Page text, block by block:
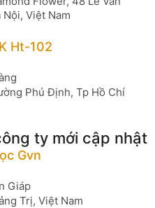
Nội, Việt Nam
Ht-102
Phú Định, Tp Hồ Chí
ty mới cập nhật
Gvn
Giáp
Trị, Việt Nam